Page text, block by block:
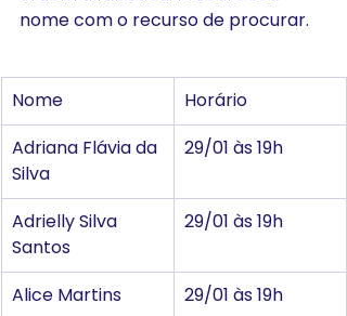
nome com o recurso de procurar.
Nome
Horário
Adriana Flávia da
Silva
29/01 às 19h
Adrielly Silva
Santos
29/01 às 19h
Alice Martins
29/01 às 19h